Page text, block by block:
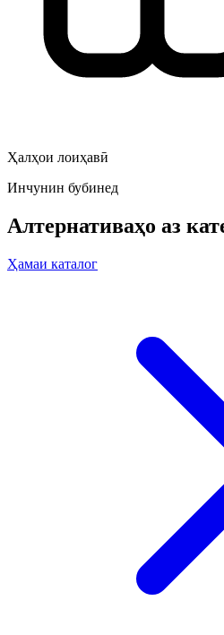
Ҳалҳои лоиҳавӣ
Инчунин бубинед
Алтернативаҳо аз
Ҳамаи каталог